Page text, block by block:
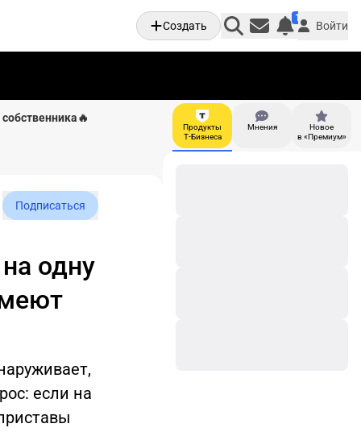
Создать
1
Личные
Войти
Подписаться
одну
если на
Продукты
Т-Бизнеса
Мнения
Новое
в «Премиум»